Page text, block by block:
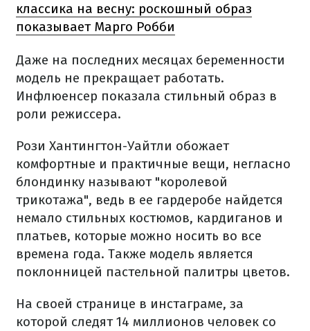
классика на весну: роскошный образ
показывает Марго Робби
Даже на последних месяцах беременности
модель не прекращает работать.
Инфлюенсер показала стильный образ в
роли режиссера.
Рози Хантингтон-Уайтли обожает
комфортные и практичные вещи, негласно
блондинку называют "королевой
трикотажа", ведь в ее гардеробе найдется
немало стильных костюмов, кардиганов и
платьев, которые можно носить во все
времена года. Также модель является
поклонницей пастельной палитры цветов.
На своей странице в инстаграме, за
которой следят 14 миллионов человек со